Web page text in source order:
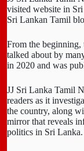
visited website in
Sri Lankan Tamil
From the beginning,
talked about by
in 2020 and was
JJ Sri Lanka Tamil
readers as it
the country, along
mirror that reveals
politics in Sri Lanka.